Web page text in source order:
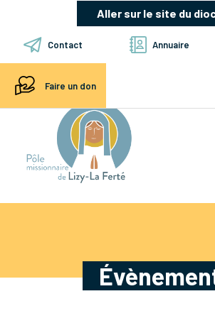
Aller sur le site du
Contact Annuaire
Faire un don